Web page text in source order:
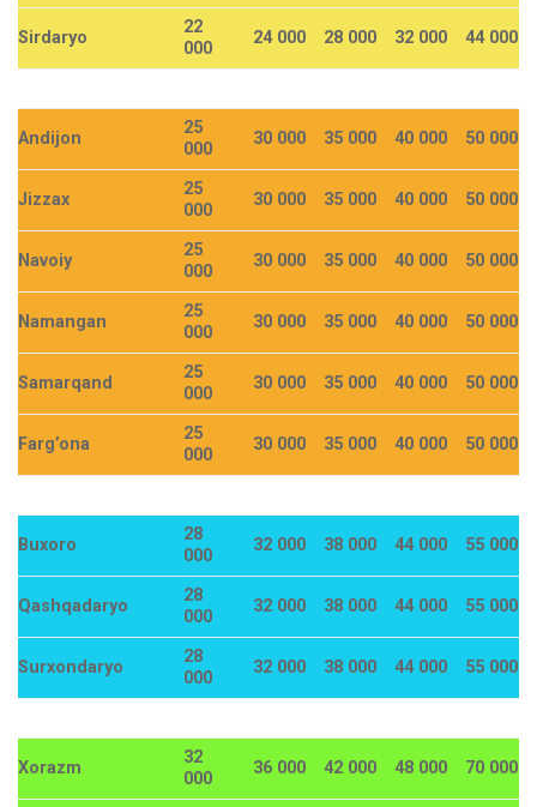
Sirdaryo
22
000
24 000 28 000 32 000 44 000
Andijon
25
000
30 000 35 000 40 000 50 000
Jizzax
25
000
30 000 35 000 40 000 50 000
Navoiy
25
000
30 000 35 000 40 000 50 000
Namangan
25
000
30 000 35 000 40 000 50 000
Samarqand
25
000
30 000 35 000 40 000 50 000
Farg’ona
25
000
30 000 35 000 40 000 50 000
Buxoro
28
000
32 000 38 000 44 000 55 000
Qashqadaryo
28
000
32 000 38 000 44 000 55 000
Surxondaryo
28
000
32 000 38 000 44 000 55 000
Xorazm
32
000
36 000 42 000 48 000 70 000